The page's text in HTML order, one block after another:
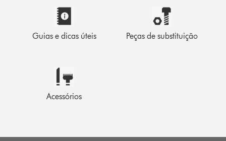
Guias e dicas úteis Peças de substituição
Acessórios